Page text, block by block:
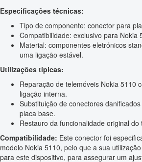
Especificações técnicas:
Tipo de componente: conector para
Compatibilidade: exclusivo para Nokia
Material: componentes eletrónicos
uma ligação estável.
Utilizações típicas:
Reparação de telemóveis Nokia 5110
ligação interna.
Substituição de conectores
placa base.
Restauro da funcionalidade original do
Compatibilidade: Este conector foi
modelo Nokia 5110, pelo que a sua
para este dispositivo, para assegurar um